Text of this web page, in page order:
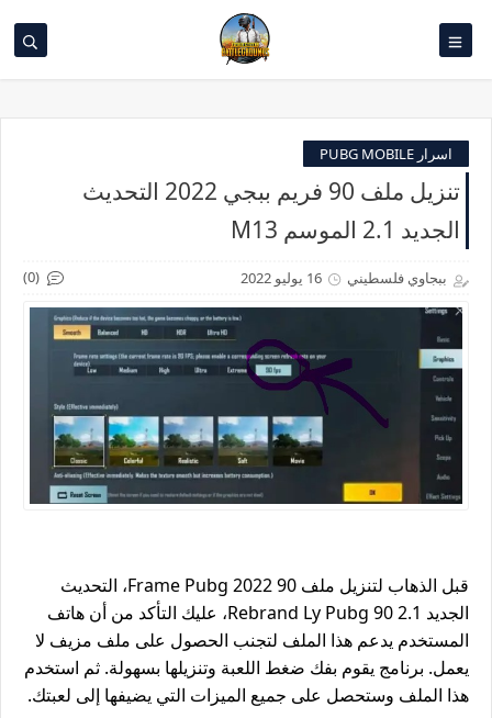
اسرار PUBG MOBILE
تنزيل ملف 90 فريم ببجي 2022 التحديث
الجديد 2.1 الموسم M13
ببجاوي فلسطيني 16 يوليو 2022 (0)
قبل الذهاب لتنزيل ملف 90 Frame Pubg 2022، التحديث
الجديد 2.1 Rebrand Ly Pubg 90، عليك التأكد من أن هاتف
المستخدم يدعم هذا الملف لتجنب الحصول على ملف مزيف لا
يعمل. برنامج يقوم بفك ضغط اللعبة وتنزيلها بسهولة. ثم استخدم
هذا الملف وستحصل على جميع الميزات التي يضيفها إلى لعبتك.